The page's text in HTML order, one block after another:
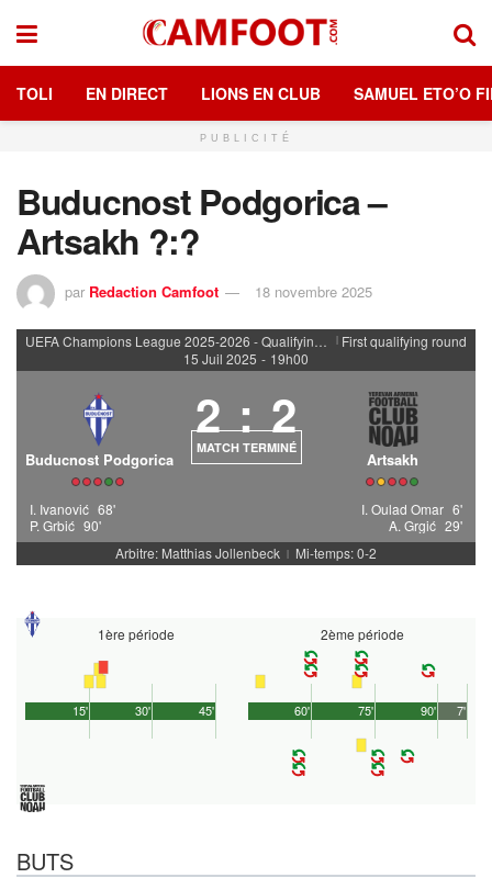
TOLI EN DIRECT LIONS EN CLUB SAMUEL ETO’O
PUBLICITÉ
Buducnost Podgorica –
Artsakh ?:?
par Redaction Camfoot 18 novembre 2025
| First qualifying round
15 Juil 2025 - 19h00
Buducnost Podgorica
2 : 2
MATCH TERMINÉ
Artsakh
I. Ivanović 68'
P. Grbić 90'
I. Oulad Omar 6'
A. Grgić 29'
Arbitre: Matthias Jollenbeck | Mi-temps: 0-2
1ère période
45'
15' 30'
2ème période
90'
60' 75' 7'
BUTS